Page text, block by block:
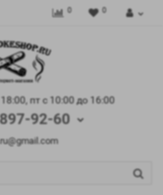
0 0
пт с 10:00 до 16:00
897-92-60